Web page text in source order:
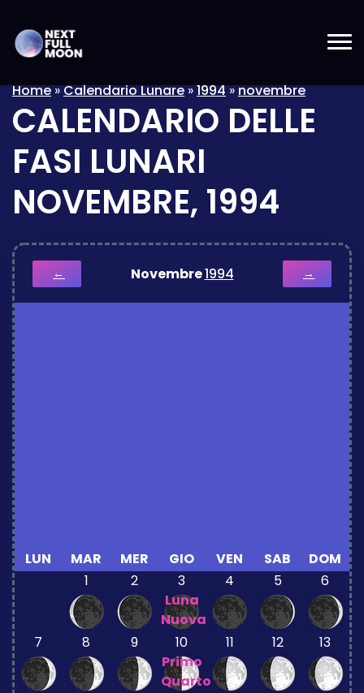
Home»Calendario Lunare»1994»novembre
CALENDARIO DELLE
FASI LUNARI
NOVEMBRE, 1994
← Novembre1994 →
LUN MAR MER GIO VEN SAB
DOM
1
2
3
Luna
Nuova
4 5 6
7 8 9
10
Primo
Quarto
11 12 13